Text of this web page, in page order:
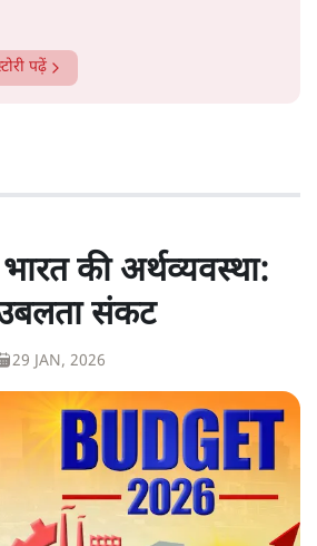
पढ़ें
की अर्थव्यवस्था:
संकट
29 JAN, 2026